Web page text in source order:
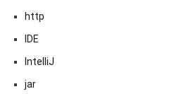
http
IDE
IntelliJ
jar